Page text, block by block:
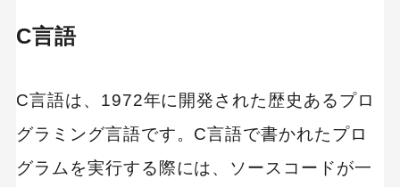
C言語
C言語は、1972年に開発された歴史あるプロ
グラミング言語です。C言語で書かれたプロ
グラムを実行する際には、ソースコードが一